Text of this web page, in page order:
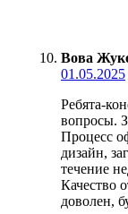
Вова
01.05.2025
Ребята-
вопросы.
Процесс
дизайн,
течение
Качество
доволен,